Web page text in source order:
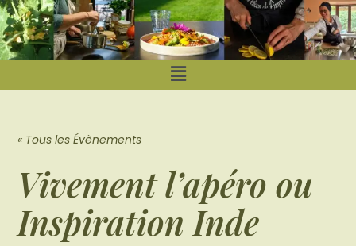
« Tous les Évènements
Vivement l’apéro ou
Inspiration Inde